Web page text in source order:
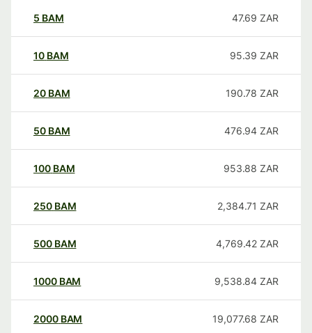
5 BAM 47.69 ZAR
10 BAM 95.39 ZAR
20 BAM 190.78 ZAR
50 BAM 476.94 ZAR
100 BAM 953.88 ZAR
250 BAM 2,384.71 ZAR
500 BAM 4,769.42 ZAR
1000 BAM 9,538.84 ZAR
2000 BAM 19,077.68 ZAR